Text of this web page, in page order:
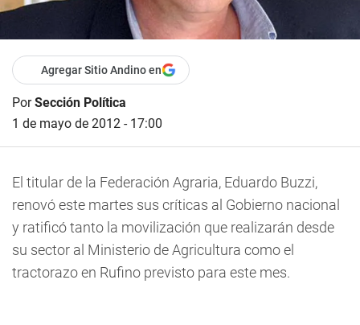
Agregar Sitio Andino en
PorSección Política
1 de mayo de 2012 - 17:00
El titular de la Federación Agraria, Eduardo Buzzi,
renovó este martes sus críticas al Gobierno nacional
y ratificó tanto la movilización que realizarán desde
su sector al Ministerio de Agricultura como el
tractorazo en Rufino previsto para este mes.